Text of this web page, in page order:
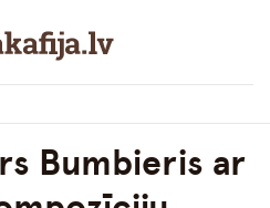
Bumbieris ar